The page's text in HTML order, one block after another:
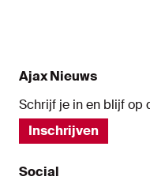
Ajax Nieuws
Schrijf je in en blijf op
Inschrijven
Social